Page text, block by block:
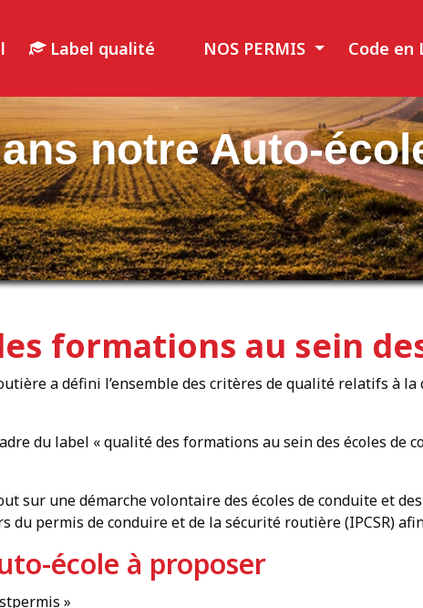
Label qualité NOS PERMIS Code en
notre Auto-
formations au sein
a défini l’ensemble des critères de qualité relatifs à
du label « qualité des formations au sein des écoles
sur une démarche volontaire des écoles de conduite et
du permis de conduire et de la sécurité routière (IPCSR)
école à proposer
»